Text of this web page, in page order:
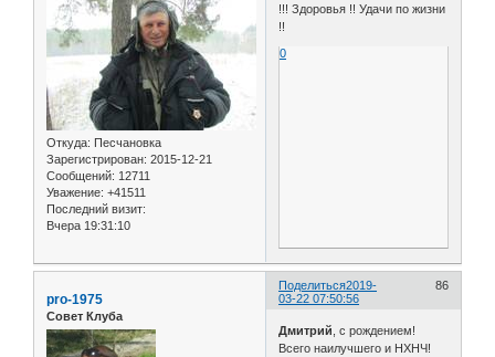
Откуда: Песчановка
Зарегистрирован: 2015-12-21
Сообщений: 12711
Уважение: +41511
Последний визит:
Вчера 19:31:10
!!! Здоровья !! Удачи по жизни
!!
0
Поделиться 86
2019-
03-22 07:50:56
pro-1975
Совет Клуба
Дмитрий, с рождением!
Всего наилучшего и НХНЧ!